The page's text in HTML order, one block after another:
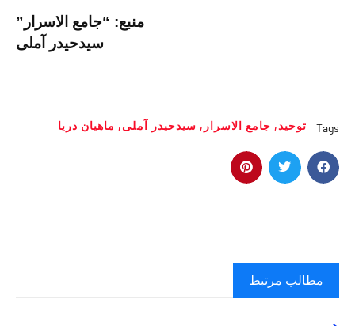
منبع: “جامع الاسرار”
سیدحیدر آملی
Tags توحید, جامع الاسرار , سیدحیدر آملی, ماهیان دریا
مطالب مرتبط